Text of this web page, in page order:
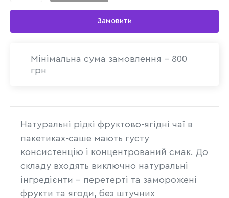
Замовити
Мінімальна сума замовлення - 800
грн
Натуральні рідкі фруктово-ягідні чаї в
пакетиках-саше мають густу
консистенцію і концентрований смак. До
складу входять виключно натуральні
інгредієнти – перетерті та заморожені
фрукти та ягоди, без штучних